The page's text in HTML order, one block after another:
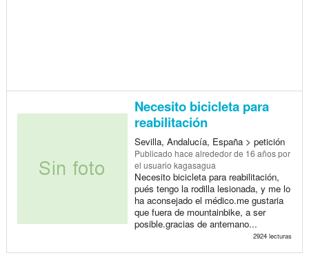
Necesito bicicleta para
reabilitación
Sevilla, Andalucía, España > petición
Publicado hace alrededor de 16 añospor
el usuario kagasagua
Necesito bicicleta para reabilitación,
pués tengo la rodilla lesionada, y me lo
ha aconsejado el médico.me gustaria
que fuera de mountainbike, a ser
posible.gracias de antemano...
2924 lecturas